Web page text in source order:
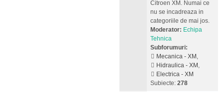
Citroen XM. Numai ce
nu se incadreaza in
categoriile de mai jos.
Moderator: Echipa
Tehnica
Subforumuri:
Mecanica - XM ,
Hidraulica - XM ,
Electrica - XM
Subiecte: 278